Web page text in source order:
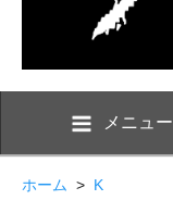
メニュー
ホーム > K